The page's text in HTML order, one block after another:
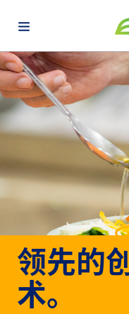
关于
ADM
持
展
品
与
服
Chinese
English (United
français (Canada)
By using ADM’s search
may be shared with third
领先的
术。